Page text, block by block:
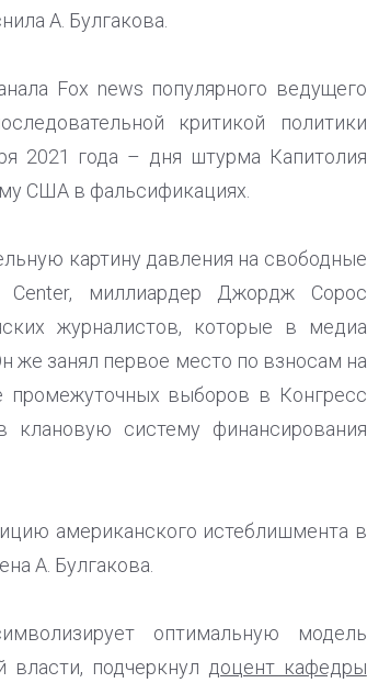
А. Булгакова.
Fox news популярного ведущего
критикой политики
2021 года – дня штурма Капитолия
США в фальсификациях.
картину давления на свободные
миллиардер Джордж Сорос
журналистов, которые в медиа
же занял первое место по взносам на
промежуточных выборов в Конгресс
клановую систему финансирования
американского истеблишмента в
А. Булгакова.
оптимальную модель
власти, подчеркнул доцент кафедры